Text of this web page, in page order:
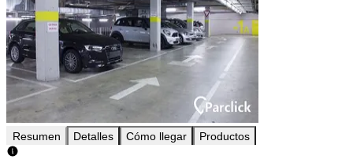
Resumen Detalles Cómo llegar Productos